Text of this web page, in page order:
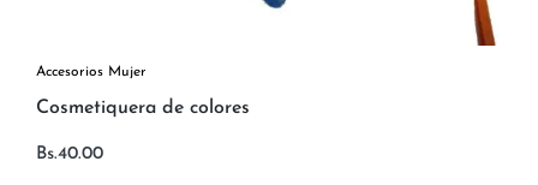
Accesorios Mujer
Cosmetiquera de colores
Bs.40.00